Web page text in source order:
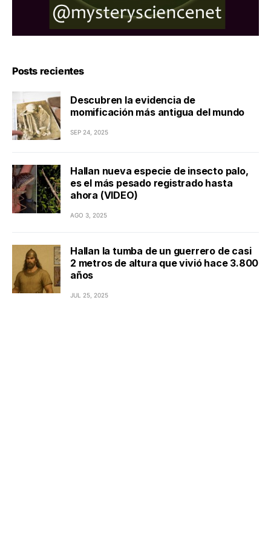
Posts recientes
Descubren la evidencia de
momificación más antigua del mundo
SEP 24, 2025
Hallan nueva especie de insecto palo,
es el más pesado registrado hasta
ahora (VIDEO)
AGO 3, 2025
Hallan la tumba de un guerrero de casi
2 metros de altura que vivió hace 3.800
años
JUL 25, 2025